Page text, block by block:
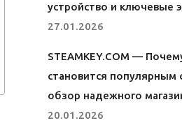
устройство и ключевые
27.01.2026
STEAMKEY.COM —
становится популярным
обзор надежного
20.01.2026